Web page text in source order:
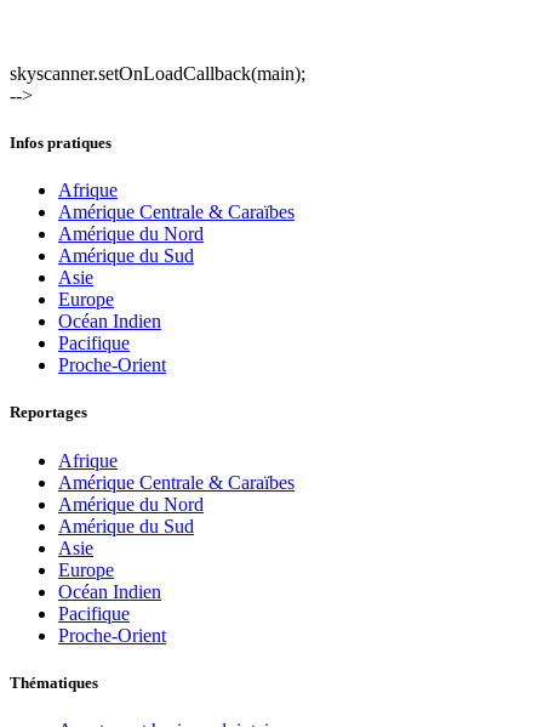
skyscanner.setOnLoadCallback(main);
-->
Infos pratiques
Afrique
Amérique Centrale & Caraïbes
Amérique du Nord
Amérique du Sud
Asie
Europe
Océan Indien
Pacifique
Proche-Orient
Reportages
Afrique
Amérique Centrale & Caraïbes
Amérique du Nord
Amérique du Sud
Asie
Europe
Océan Indien
Pacifique
Proche-Orient
Thématiques